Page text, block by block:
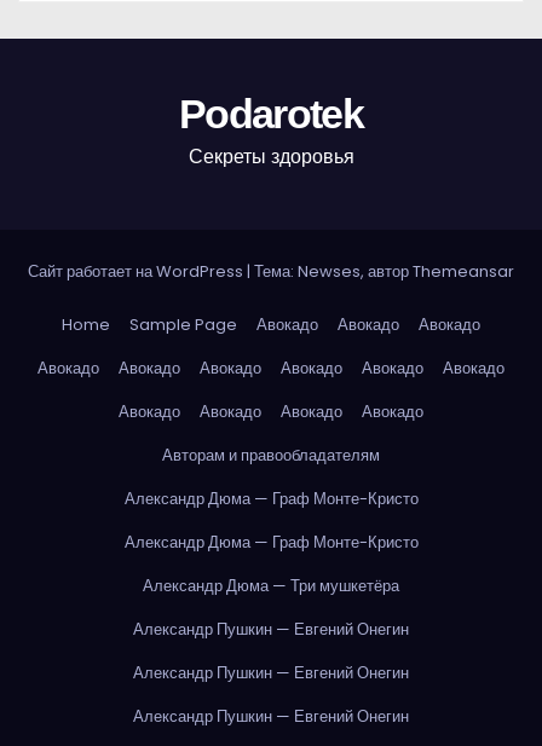
Podarotek
Секреты здоровья
Сайт работает на WordPress | Тема: Newses, авторThemeansar
Home Sample Page Авокадо Авокадо
Авокадо
Авокадо
Авокадо Авокадо Авокадо Авокадо
Авокадо
Авокадо
Авокадо Авокадо
Авокадо
Авторам и правообладателям
Александр Дюма — Граф Монте-Кристо
Александр Дюма — Граф Монте-Кристо
Александр Дюма — Три мушкетёра
Александр Пушкин — Евгений Онегин
Александр Пушкин — Евгений Онегин
Александр Пушкин — Евгений Онегин